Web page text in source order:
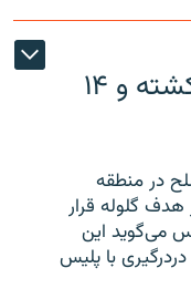
تیراندازی در تورنتو یک نفر کشته و ۱۴
در منطقه
،‌بزرگترین شهر کانادا،۱۴ نفر هدف گلوله قرار
می‌گوید این
با پلیس